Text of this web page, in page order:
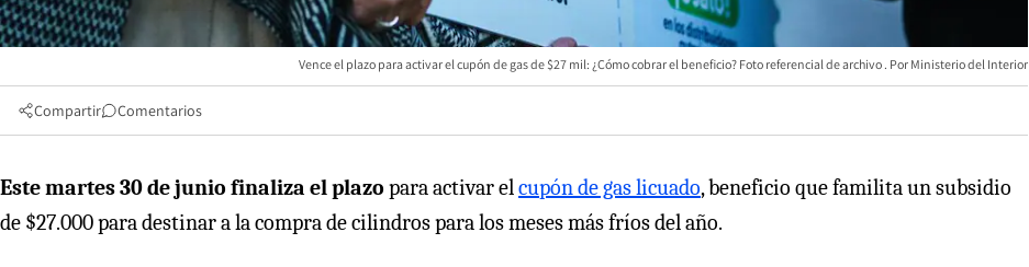
Vence el plazo para activar el cupón de gas de $27 mil: ¿Cómo cobrar el beneficio? Foto referencial de archivo Ministerio del Interior
Compartir Comentarios
Este martes 30 de junio finaliza el plazo para activar elcupón de gas licuado, beneficio que familita un subsidio
de $27.000 para destinar a la compra de cilindros para los meses más fríos del año.